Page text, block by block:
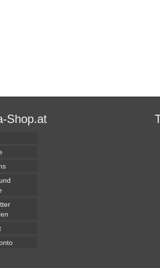
Shop.at